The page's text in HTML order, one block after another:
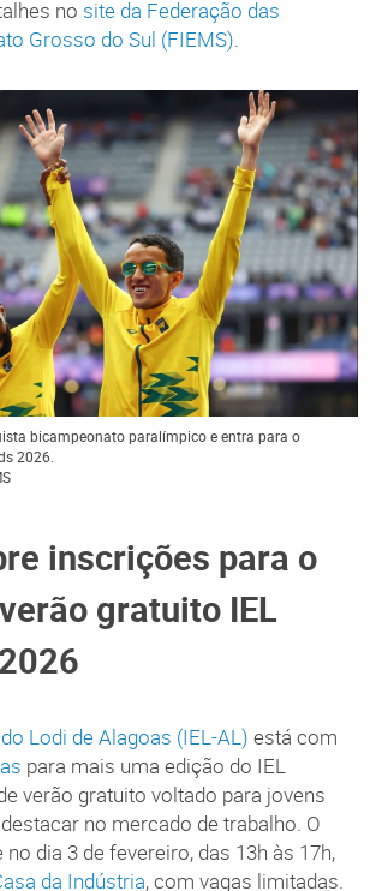
no site da Federação das
Grosso do Sul (FIEMS).
bicampeonato paralímpico e entra para o
2026.
inscrições para o
gratuito IEL
Lodi de Alagoas (IEL-AL) está com
para mais uma edição do IEL
verão gratuito voltado para jovens
no mercado de trabalho. O
dia 3 de fevereiro, das 13h às 17h,
da Indústria, com vagas limitadas.